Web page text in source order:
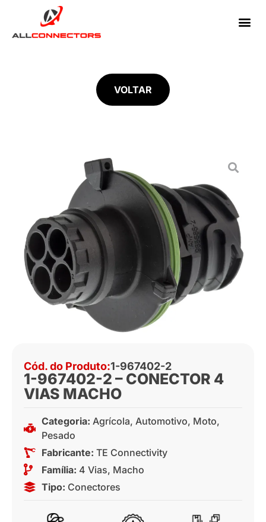
VOLTAR
Cód. do Produto:1-967402-2
1-967402-2 – CONECTOR 4
VIAS MACHO
Categoria: Agrícola, Automotivo, Moto,
Pesado
Fabricante: TE Connectivity
Família: 4 Vias, Macho
Tipo: Conectores